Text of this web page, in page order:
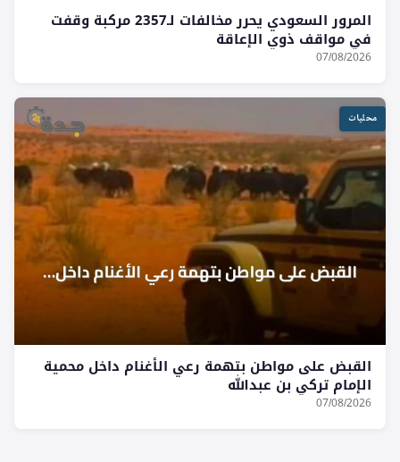
المرور السعودي يحرر مخالفات لـ2357 مركبة وقفت
في مواقف ذوي الإعاقة
07/08/2026
محليات
القبض على مواطن بتهمة رعي الأغنام داخل محمية
الإمام تركي بن عبدالله
07/08/2026